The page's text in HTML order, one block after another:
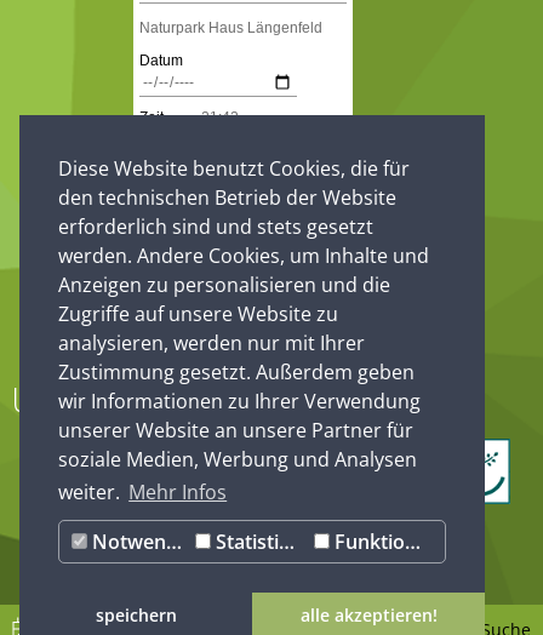
Diese Website benutzt Cookies, die für
den technischen Betrieb der Website
erforderlich sind und stets gesetzt
werden. Andere Cookies, um Inhalte und
Anzeigen zu personalisieren und die
Zugriffe auf unsere Website zu
analysieren, werden nur mit Ihrer
Zustimmung gesetzt. Außerdem geben
wir Informationen zu Ihrer Verwendung
unserer Website an unsere Partner für
soziale Medien, Werbung und Analysen
weiter. Mehr Infos
Notwendig
Statistiken Funktionale
speichern alle akzeptieren!
Unsere Partner
Suche